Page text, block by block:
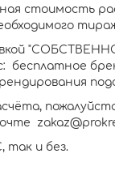
стоимость
бесплатное
так и без.